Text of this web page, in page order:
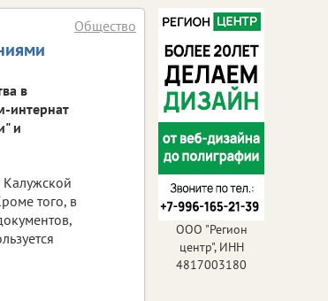
Общество
в
интернат
и
того, в
ООО "Регион
центр", ИНН
4817003180